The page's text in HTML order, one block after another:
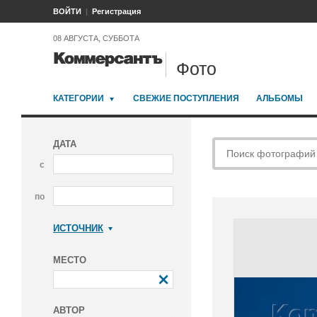
ВОЙТИ Регистрация
08 АВГУСТА, СУББОТА
Фото
КАТЕГОРИИ СВЕЖИЕ ПОСТУПЛЕНИЯ АЛЬБОМЫ
ДАТА
с
по
ИСТОЧНИК
МЕСТО
АВТОР